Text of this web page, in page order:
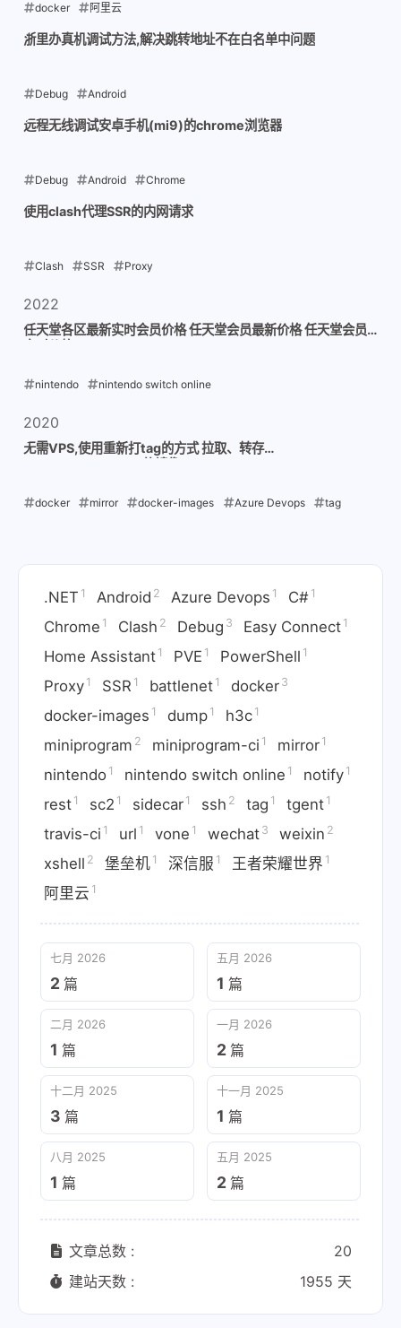
docker 阿里云
2023-06-16
浙里办真机调试方法,解决跳转地址不在白名单中问题
Debug Android
2023-01-22
远程无线调试安卓手机(mi9)的chrome浏览器
Debug Android Chrome
2023-01-20
使用clash代理SSR的内网请求
Clash SSR Proxy
2022
任天堂各区最新实时会员价格 任天堂会员最新价格 任天堂会员
nintendo nintendo switch online
2020
无需VPS,使用重新打tag的方式 拉取、转存
docker mirror docker-images Azure Devops tag
.NET 1 Android 2 Azure Devops 1 C# 1
Chrome 1 Clash 2 Debug 3 Easy Connect 1
Home Assistant 1 PVE 1 PowerShell 1
Proxy 1 SSR 1 battlenet 1 docker 3
docker-images 1 dump 1 h3c 1
miniprogram 2 miniprogram-ci 1 mirror 1
nintendo 1 nintendo switch online 1 notify 1
rest 1 sc2 1 sidecar 1 ssh 2 tag 1 tgent 1
travis-ci 1 url 1 vone 1 wechat 3 weixin 2
xshell 2 堡垒机 1 深信服 1 王者荣耀世界 1
阿里云 1
七月 2026
2 篇
五月 2026
1 篇
二月 2026
1 篇
一月 2026
2 篇
十二月 2025
3 篇
十一月 2025
1 篇
八月 2025
1 篇
五月 2025
2 篇
文章总数 :
20
建站天数 :
1955 天